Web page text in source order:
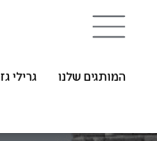
המותגים שלנו גרילי גז